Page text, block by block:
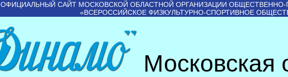
ОФИЦИАЛЬНЫЙ САЙТ МОСКОВСКОЙ ОБЛАСТНОЙ ОРГАНИЗАЦИИ ОБЩЕСТВЕННО-
«ВСЕРОССИЙСКОЕ ФИЗКУЛЬТУРНО-СПОРТИВНОЕ
Московская